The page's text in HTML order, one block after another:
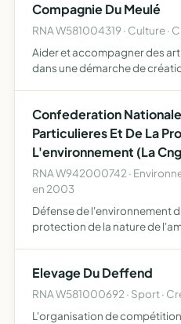
Compagnie Du Meulé
RNA W581004319 · Culture ·
Aider et accompagner des
dans une démarche de
Confederation
Particulieres Et De La
L'environnement (La
RNA W942000742 ·
en 2003
Défense de l'environnement
protection de la nature de
f…
Elevage Du Deffend
RNA W581000692 · Sport ·
L'organisation de